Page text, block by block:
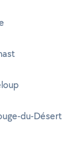
du-Désert